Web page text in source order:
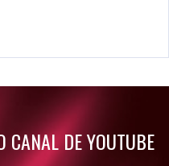
de Resident Evil 9
CANAL DE YOUTUBE